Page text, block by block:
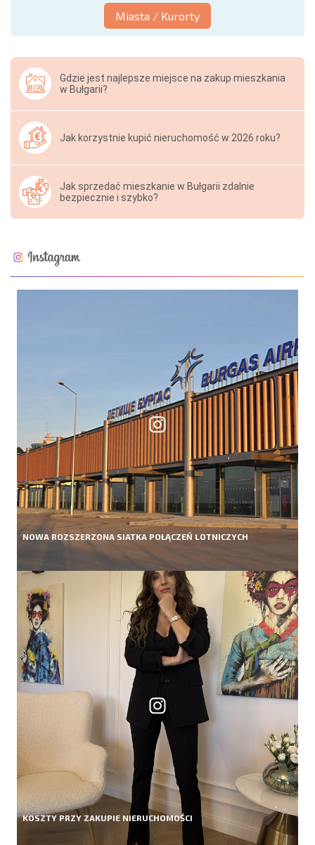
Miasta / Kurorty
Gdzie jest najlepsze miejsce na zakup mieszkania
w Bułgarii?
Jak korzystnie kupić nieruchomość w 2026 roku?
Jak sprzedać mieszkanie w Bułgarii zdalnie
bezpiecznie i szybko?
NOWA ROZSZERZONA SIATKA POŁĄCZEŃ LOTNICZYCH
KOSZTY PRZY ZAKUPIE NIERUCHOMOŚCI